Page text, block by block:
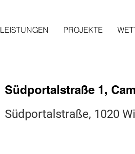
LEISTUNGEN PROJEKTE
Südportalstraße 1,
Südportalstraße, 1020